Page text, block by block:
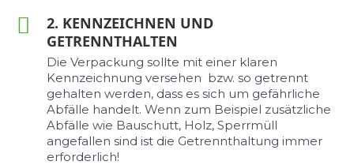
2. KENNZEICHNEN UND
GETRENNTHALTEN
Die Verpackung sollte mit einer klaren
Kennzeichnung versehen bzw. so getrennt
gehalten werden, dass es sich um gefährliche
Abfälle handelt. Wenn zum Beispiel zusätzliche
Abfälle wie Bauschutt, Holz, Sperrmüll
angefallen sind ist die Getrennthaltung immer
erforderlich!